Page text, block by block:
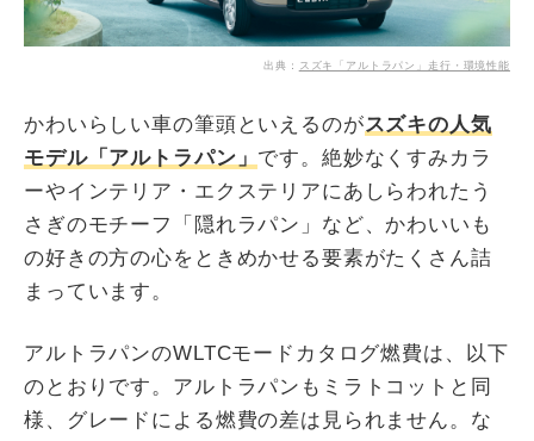
出典： スズキ「アルトラパン」走行・環境性能
かわいらしい車の筆頭といえるのがスズキの人気
モデル「アルトラパン」 です。絶妙なくすみカラ
ーやインテリア・エクステリアにあしらわれたう
さぎのモチーフ「隠れラパン」など、かわいいも
の好きの方の心をときめかせる要素がたくさん詰
まっています。
アルトラパンのWLTCモードカタログ燃費は、以下
のとおりです。アルトラパンもミラトコットと同
様、グレードによる燃費の差は見られません。な